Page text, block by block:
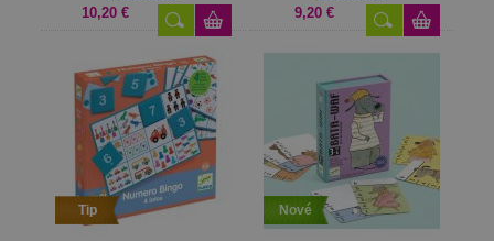
10,20 € 9,20 €
Tip Nové